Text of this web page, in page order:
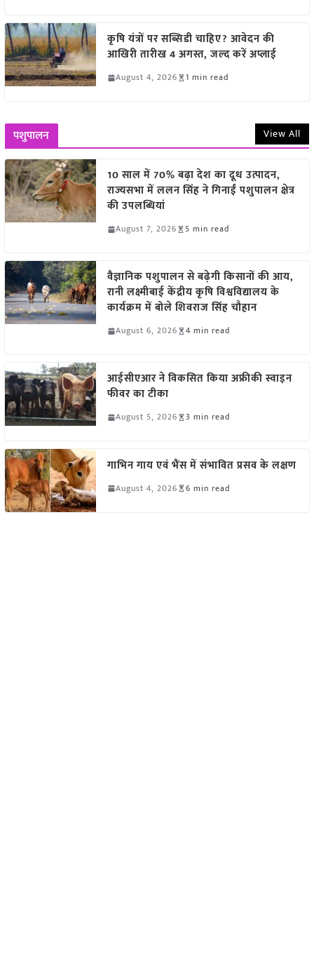
कृषि यंत्रों पर सब्सिडी चाहिए? आवेदन की
आखिरी तारीख 4 अगस्त, जल्द करें अप्लाई
August 4, 2026 1 min read
पशुपालन View All
10 साल में 70% बढ़ा देश का दूध उत्पादन,
राज्यसभा में ललन सिंह ने गिनाईं पशुपालन क्षेत्र
की उपलब्धियां
August 7, 2026 5 min read
वैज्ञानिक पशुपालन से बढ़ेगी किसानों की आय,
रानी लक्ष्मीबाई केंद्रीय कृषि विश्वविद्यालय के
कार्यक्रम में बोले शिवराज सिंह चौहान
August 6, 2026 4 min read
आईसीएआर ने विकसित किया अफ्रीकी स्वाइन
फीवर का टीका
August 5, 2026 3 min read
गाभिन गाय एवं भैंस में संभावित प्रसव के लक्षण
August 4, 2026 6 min read